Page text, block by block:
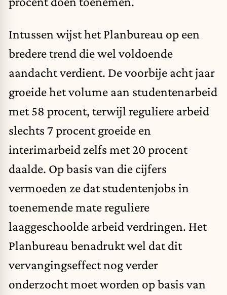
Intussen wijst het Planbureau op een
bredere trend die wel voldoende
aandacht verdient. De voorbije acht jaar
groeide het volume aan studentenarbeid
met 58 procent, terwijl reguliere arbeid
slechts 7 procent groeide en
interimarbeid zelfs met 20 procent
daalde. Op basis van die cijfers
vermoeden ze dat studentenjobs in
toenemende mate reguliere
laaggeschoolde arbeid verdringen. Het
Planbureau benadrukt wel dat dit
vervangingseffect nog verder
onderzocht moet worden op basis van